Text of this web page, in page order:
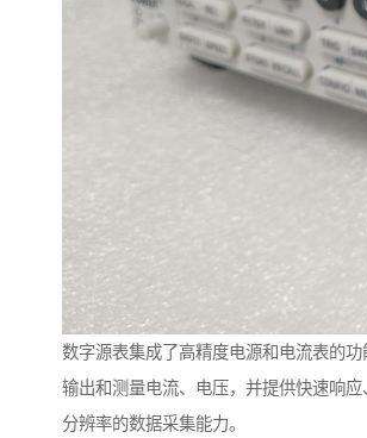
数字源表集成了高精度电源和电流表的
输出和测量电流、电压，并提供快速响
分辨率的数据采集能力。